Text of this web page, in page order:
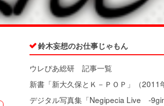
鈴木妄想のお仕事じゃもん
ウレぴあ総研 記事一覧
新書「新大久保とＫ－ＰＯＰ」（2011
デジタル写真集「Negipecia Live -